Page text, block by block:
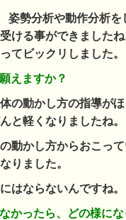
姿勢分析や動作分析を
ける事ができました
てビックリしました。
えますか？
の動かし方の指導が
と軽くなりましたね。
動かし方からおこっ
りました。
はならないんですね。
かったら、どの様に